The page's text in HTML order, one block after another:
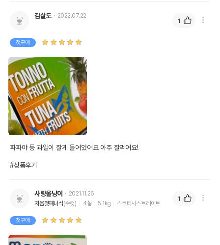
김살도 2022.07.22
첫구매
파파야 등 과일이 잘게 들어있어요 아주 잘먹어요!
#상품후기
1
사랑울냥이
2021.11.26
처음첫째녀석(수컷) 4살 5.1kg 스코티시스트레이트
첫구매
1